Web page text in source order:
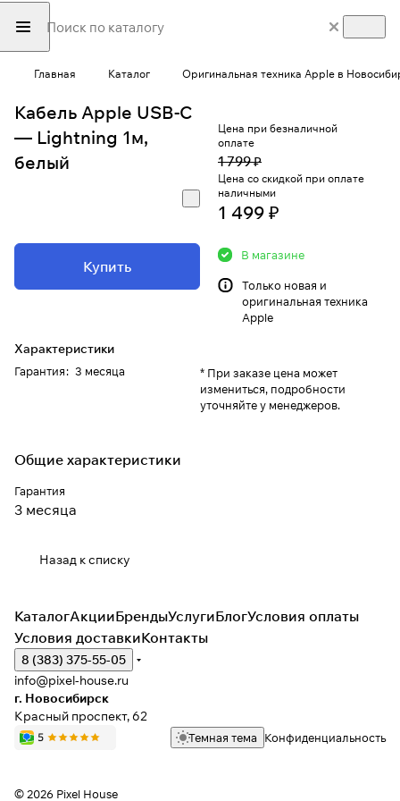
Главная Каталог Оригинальная техника Apple в
Кабель Apple USB-C
— Lightning 1м,
белый
Купить
Характеристики
Гарантия: 3 месяца
Цена при безналичной
оплате
1 799 ₽
Цена со скидкой при оплате
наличными
1 499 ₽
В магазине
Только новая и
оригинальная техника
Apple
* При заказе цена может
измениться, подробности
уточняйте у менеджеров.
Общие характеристики
Гарантия
3 месяца
Назад к списку
КаталогАкцииБрендыУслугиБлогУсловия оплаты
Условия доставкиКонтакты
8 (383) 375-55-05
info@pixel-house.ru
г. Новосибирск
Красный проспект, 62
Темная тема Конфиденциальность
© 2026 Pixel House